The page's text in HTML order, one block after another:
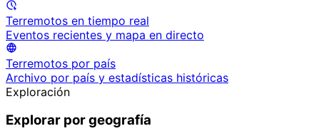
Terremotos en tiempo real
Eventos recientes y mapa en directo
Terremotos por país
Archivo por país y estadísticas históricas
Exploración
Explorar por geografía